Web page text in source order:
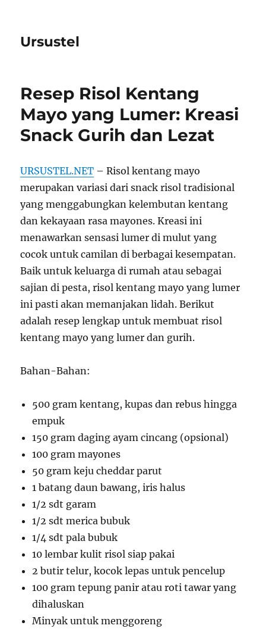
Ursustel
Resep Risol Kentang
Mayo yang Lumer: Kreasi
Snack Gurih dan Lezat
URSUSTEL.NET – Risol kentang mayo
merupakan variasi dari snack risol tradisional
yang menggabungkan kelembutan kentang
dan kekayaan rasa mayones. Kreasi ini
menawarkan sensasi lumer di mulut yang
cocok untuk camilan di berbagai kesempatan.
Baik untuk keluarga di rumah atau sebagai
sajian di pesta, risol kentang mayo yang lumer
ini pasti akan memanjakan lidah. Berikut
adalah resep lengkap untuk membuat risol
kentang mayo yang lumer dan gurih.
Bahan-Bahan:
500 gram kentang, kupas dan rebus hingga
empuk
150 gram daging ayam cincang (opsional)
100 gram mayones
50 gram keju cheddar parut
1 batang daun bawang, iris halus
1/2 sdt garam
1/2 sdt merica bubuk
1/4 sdt pala bubuk
10 lembar kulit risol siap pakai
2 butir telur, kocok lepas untuk pencelup
100 gram tepung panir atau roti tawar yang
dihaluskan
Minyak untuk menggoreng